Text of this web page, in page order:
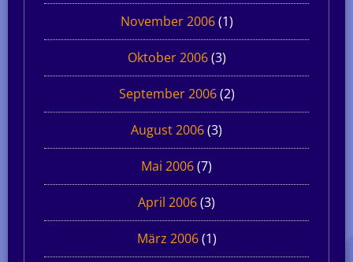
November 2006(1)
Oktober 2006(3)
September 2006(2)
August 2006(3)
Mai 2006(7)
April 2006(3)
März 2006(1)